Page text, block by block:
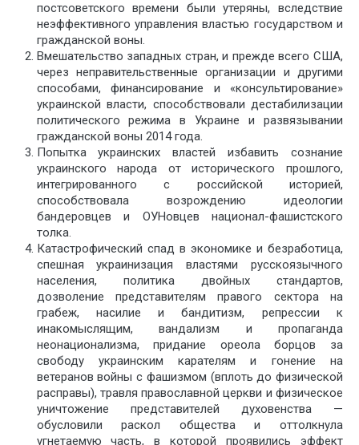
постсоветского времени были утеряны, вследствие
неэффективного управления властью государством и
гражданской воны.
Вмешательство западных стран, и прежде всего США,
через неправительственные организации и другими
способами, финансирование и «консультирование»
украинской власти, способствовали дестабилизации
политического режима в Украине и развязывании
гражданской воны 2014 года.
Попытка украинских властей избавить сознание
украинского народа от исторического прошлого,
интегрированного с российской историей,
способствовала возрождению идеологии
бандеровцев и ОУНовцев национал-фашистского
толка.
Катастрофический спад в экономике и безработица,
спешная украинизация властями русскоязычного
населения, политика двойных стандартов,
дозволение представителям правого сектора на
грабеж, насилие и бандитизм, репрессии к
инакомыслящим, вандализм и пропаганда
неонационализма, придание ореола борцов за
свободу украинским карателям и гонение на
ветеранов войны с фашизмом (вплоть до физической
расправы), травля православной церкви и физическое
уничтожение представителей духовенства —
обусловили раскол общества и оттолкнула
угнетаемую часть, в которой проявились эффект